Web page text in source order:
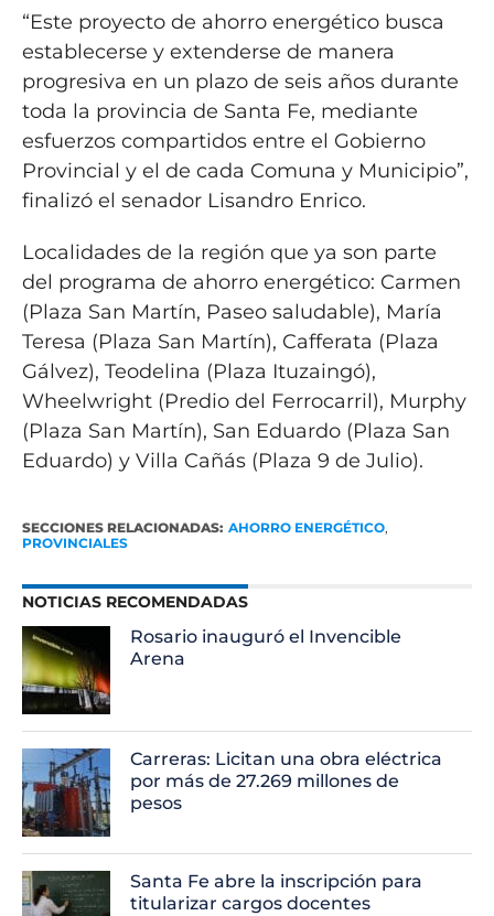
“Este proyecto de ahorro energético busca
establecerse y extenderse de manera
progresiva en un plazo de seis años durante
toda la provincia de Santa Fe, mediante
esfuerzos compartidos entre el Gobierno
Provincial y el de cada Comuna y Municipio”,
finalizó el senador Lisandro Enrico.
Localidades de la región que ya son parte
del programa de ahorro energético: Carmen
(Plaza San Martín, Paseo saludable), María
Teresa (Plaza San Martín), Cafferata (Plaza
Gálvez), Teodelina (Plaza Ituzaingó),
Wheelwright (Predio del Ferrocarril), Murphy
(Plaza San Martín), San Eduardo (Plaza San
Eduardo) y Villa Cañás (Plaza 9 de Julio).
SECCIONES RELACIONADAS: AHORRO ENERGÉTICO,
PROVINCIALES
NOTICIAS RECOMENDADAS
Rosario inauguró el Invencible
Arena
Carreras: Licitan una obra eléctrica
por más de 27.269 millones de
pesos
Santa Fe abre la inscripción para
titularizar cargos docentes